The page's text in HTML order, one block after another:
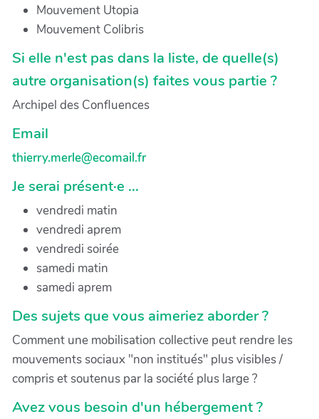
Mouvement Utopia
Mouvement Colibris
Si elle n'est pas dans la liste, de quelle(s)
autre organisation(s) faites vous partie ?
Archipel des Confluences
Email
thierry.merle@ecomail.fr
Je serai présent·e ...
vendredi matin
vendredi aprem
vendredi soirée
samedi matin
samedi aprem
Des sujets que vous aimeriez aborder ?
Comment une mobilisation collective peut rendre les
mouvements sociaux "non institués" plus visibles /
compris et soutenus par la société plus large ?
Avez vous besoin d'un hébergement ?